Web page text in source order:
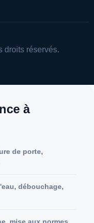
droits réservés.
à
de porte,
débouchage,